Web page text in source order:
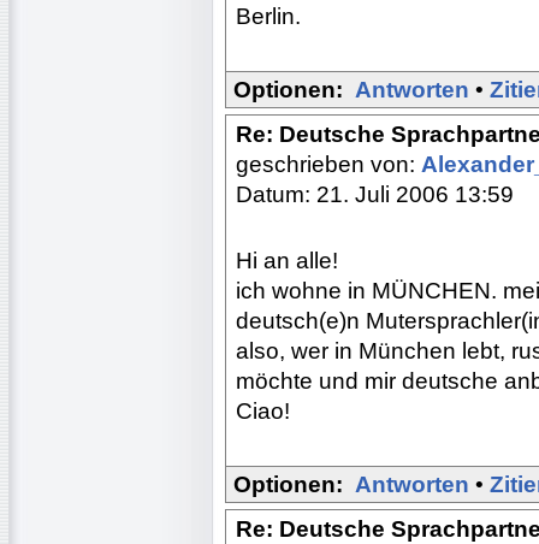
Berlin.
Optionen: Antworten •
Re: Deutsche
geschrieben von:
Datum: 21. Juli 2006 13:59
Hi an alle!
ich wohne in MÜNCHEN.
deutsch(e)n
also, wer in München lebt,
möchte und mir deutsche
Ciao!
Optionen: Antworten •
Re: Deutsche